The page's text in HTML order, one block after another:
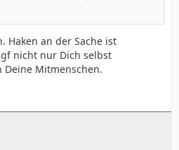
Haken an der Sache ist
nicht nur Dich selbst
Mitmenschen.